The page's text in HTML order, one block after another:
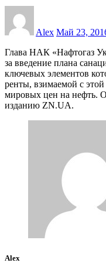
Alex Май 23,
Глава НАК «Нафтогаз
за введение плана
ключевых элементов
ренты, взимаемой с
мировых цен на нефть.
изданию ZN.UA.
Alex